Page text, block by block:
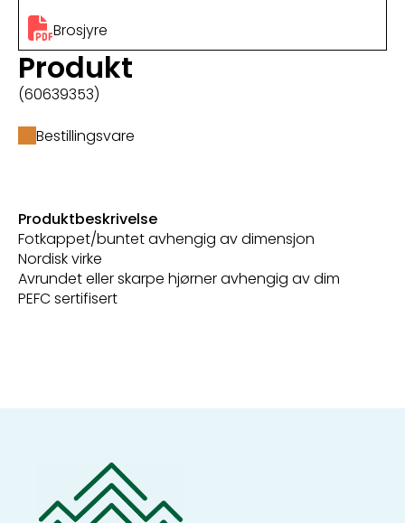
Brosjyre
Produkt
(60639353)
Bestillingsvare
Produktbeskrivelse
Fotkappet/buntet avhengig av dimensjon
Nordisk virke
Avrundet eller skarpe hjørner avhengig av dim
PEFC sertifisert